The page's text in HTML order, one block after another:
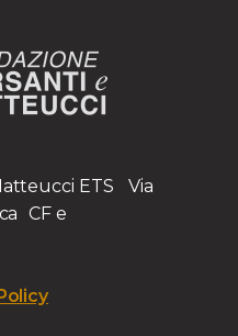
ETS Via
CF e